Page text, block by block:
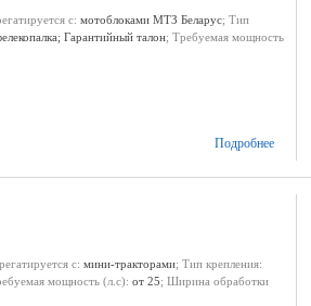
с: мотоблоками МТЗ Беларус; Тип
Гарантийный талон; Требуемая мощность
Подробнее
с: мини-тракторами; Тип крепления:
мощность (л.с): от 25; Ширина обработки